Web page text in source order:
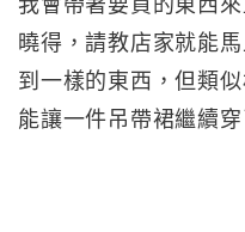
我會帶著要買的東西
曉得，請教店家就能
到一樣的東西，但類
能讓一件吊帶裙繼續